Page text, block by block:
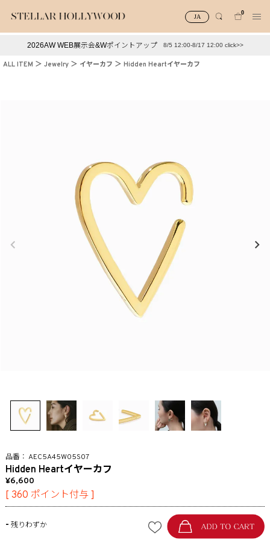
JA
0
2026AW WEB展示会&Wポイントアップ 8/5 12:00-8/17 12:00 click>>
ALL ITEM Jewelry イヤーカフ Hidden Heartイヤーカフ
AEC5A45W05S07
Hidden Heartイヤーカフ
6,600
[ 360 ポイント付与 ]
- 残りわずか